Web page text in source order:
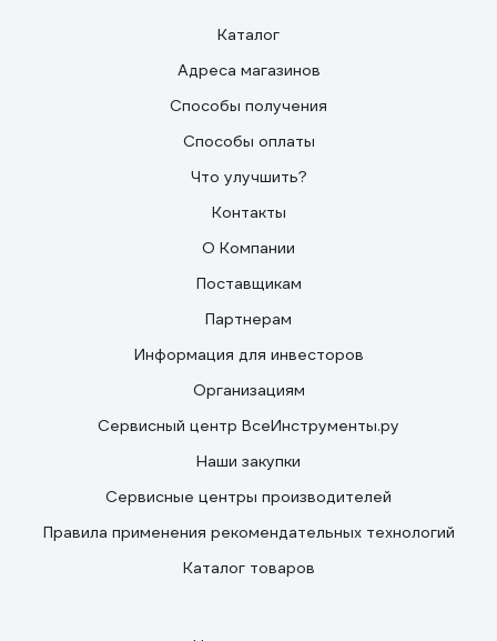
Каталог
Адреса магазинов
Способы получения
Способы оплаты
Что улучшить?
Контакты
О Компании
Поставщикам
Партнерам
Информация для инвесторов
Организациям
Сервисный центр ВсеИнструменты.ру
Наши закупки
Сервисные центры производителей
Правила применения рекомендательных технологий
Каталог товаров